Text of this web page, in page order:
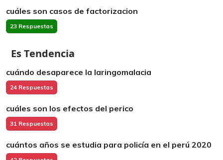
cuáles son casos de factorizacion
23 Respuestas
Es Tendencia
cuándo desaparece la laringomalacia
24 Respuestas
cuáles son los efectos del perico
31 Respuestas
cuántos años se estudia para policía en el perú 2020